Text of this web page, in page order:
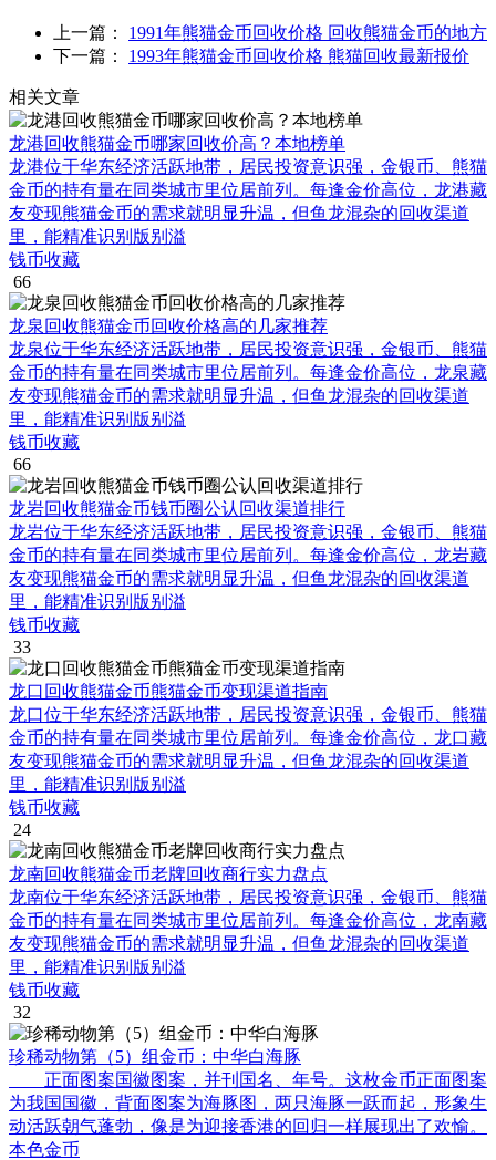
上一篇： 1991年熊猫金币回收价格 回收熊猫金币的地方
下一篇： 1993年熊猫金币回收价格 熊猫回收最新报价
相关文章
龙港回收熊猫金币哪家回收价高？本地榜单
龙港位于华东经济活跃地带，居民投资意识强，金银币、熊猫
金币的持有量在同类城市里位居前列。每逢金价高位，龙港藏
友变现熊猫金币的需求就明显升温，但鱼龙混杂的回收渠道
里，能精准识别版别溢
钱币收藏
66
龙泉回收熊猫金币回收价格高的几家推荐
龙泉位于华东经济活跃地带，居民投资意识强，金银币、熊猫
金币的持有量在同类城市里位居前列。每逢金价高位，龙泉藏
友变现熊猫金币的需求就明显升温，但鱼龙混杂的回收渠道
里，能精准识别版别溢
钱币收藏
66
龙岩回收熊猫金币钱币圈公认回收渠道排行
龙岩位于华东经济活跃地带，居民投资意识强，金银币、熊猫
金币的持有量在同类城市里位居前列。每逢金价高位，龙岩藏
友变现熊猫金币的需求就明显升温，但鱼龙混杂的回收渠道
里，能精准识别版别溢
钱币收藏
33
龙口回收熊猫金币熊猫金币变现渠道指南
龙口位于华东经济活跃地带，居民投资意识强，金银币、熊猫
金币的持有量在同类城市里位居前列。每逢金价高位，龙口藏
友变现熊猫金币的需求就明显升温，但鱼龙混杂的回收渠道
里，能精准识别版别溢
钱币收藏
24
龙南回收熊猫金币老牌回收商行实力盘点
龙南位于华东经济活跃地带，居民投资意识强，金银币、熊猫
金币的持有量在同类城市里位居前列。每逢金价高位，龙南藏
友变现熊猫金币的需求就明显升温，但鱼龙混杂的回收渠道
里，能精准识别版别溢
钱币收藏
32
珍稀动物第（5）组金币：中华白海豚
正面图案国徽图案，并刊国名、年号。这枚金币正面图案
为我国国徽，背面图案为海豚图，两只海豚一跃而起，形象生
动活跃朝气蓬勃，像是为迎接香港的回归一样展现出了欢愉。
本色金币